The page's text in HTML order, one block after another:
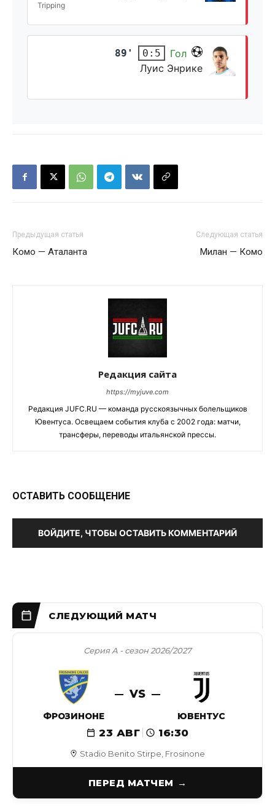
Tripping
89' 0:5
Гол
Луис Энрике
Предыдущая статья
Комо — Аталанта
Следующая статья
Милан — Комо
Редакция сайта
https://myjuve.com
Редакция JUFC.RU — команда русскоязычных болельщиков
Ювентуса. Освещаем события клуба с 2002 года: матчи,
трансферы, переводы итальянской прессы.
ОСТАВИТЬ СООБЩЕНИЕ
ВОЙДИТЕ, ЧТОБЫ ОСТАВИТЬ КОММЕНТАРИЙ
Stadio Benito Stirpe, Frosinone
Серия А - сезон 2026/2027
ФРОЗИНОНЕ
VS
ЮВЕНТУС
23 АВГ 16:30
ПЕРЕД МАТЧЕМ